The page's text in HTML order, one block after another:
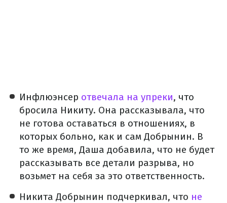
Инфлюэнсер отвечала на упреки, что
бросила Никиту. Она рассказывала, что
не готова оставаться в отношениях, в
которых больно, как и сам Добрынин. В
то же время, Даша добавила, что не будет
рассказывать все детали разрыва, но
возьмет на себя за это ответственность.
Никита Добрынин подчеркивал, что не